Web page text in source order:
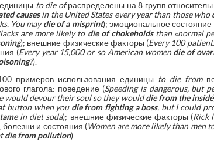
to die ofраспределены на 8 групп
causesin the United States every year than those who
You maydie of a misprint); эмоциональное состояние
are more likely to die of chokeholdsthan «normal
); внешние физические факторы (Every 100
(Every year 15,000 or so American womendie of
?).
примеров использования единицы to die from
глагола: поведение (Speeding is dangerous, but
would devour their soul so they woulddie from the inside
button when youdie from fighting a boss, but I could
in diet soda); внешние физические факторы (Rick
болезни и состояния (Women are more likely than men
die from pollution).